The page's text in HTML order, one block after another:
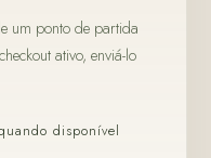
um ponto de partida
ativo, enviá-lo
disponível